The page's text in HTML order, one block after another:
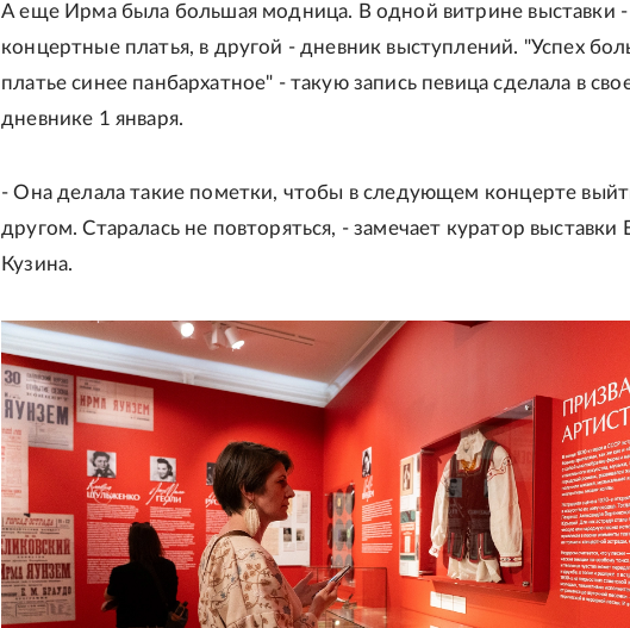
А еще Ирма была большая модница. В одной витрине выставки -
концертные платья, в другой - дневник выступлений. "Успех
платье синее панбархатное" - такую запись певица сделала в
дневнике 1 января.
- Она делала такие пометки, чтобы в следующем концерте
другом. Старалась не повторяться, - замечает куратор выставки
Кузина.